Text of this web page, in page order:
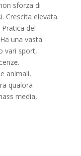
sforza di
Crescita elevata.
del
una vasta
vari sport,
animali,
qualora
media,